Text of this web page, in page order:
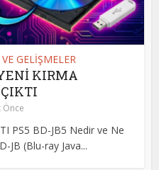
GELİŞMELER
KIRMA
Önce
PS5 BD-JB5 Nedir ve Ne
(Blu-ray Java...